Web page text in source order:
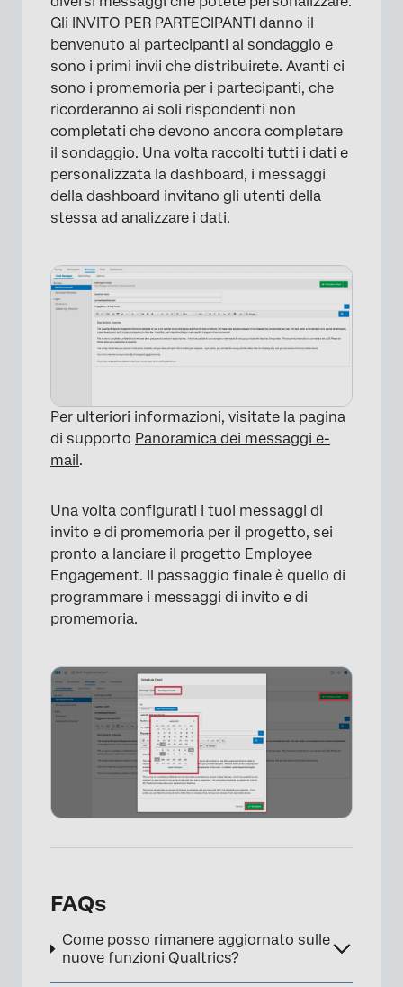
Gli INVITO PER PARTECIPANTI danno il
benvenuto ai partecipanti al sondaggio e
sono i primi invii che distribuirete. Avanti ci
sono i promemoria per i partecipanti, che
ricorderanno ai soli rispondenti non
completati che devono ancora completare
il sondaggio. Una volta raccolti tutti i dati e
personalizzata la dashboard, i messaggi
della dashboard invitano gli utenti della
stessa ad analizzare i dati.
×
Per ulteriori informazioni, visitate la pagina
di supporto Panoramica dei messaggi e-
mail.
Una volta configurati i tuoi messaggi di
invito e di promemoria per il progetto, sei
pronto a lanciare il progetto Employee
Engagement. Il passaggio finale è quello di
programmare i messaggi di invito e di
promemoria.
FAQs
Come posso rimanere aggiornato sulle
nuove funzioni Qualtrics?